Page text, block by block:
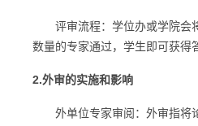
评审流程：学位办或学院会将
数量的专家通过，学生即可获得
2.外审的实施和影响
外单位专家审阅：外审指将论